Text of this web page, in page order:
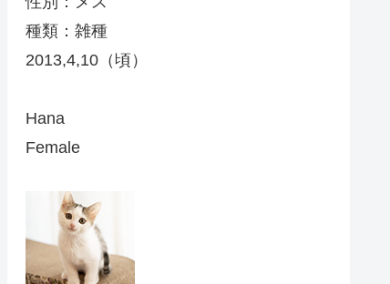
種類：雑種
2013,4,10（頃）
Hana
Female